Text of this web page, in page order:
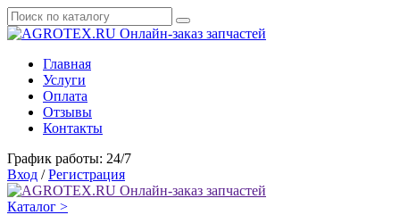
Онлайн-заказ запчастей
Главная
Услуги
Оплата
Отзывы
Контакты
График работы: 24/7
Вход / Регистрация
Онлайн-заказ запчастей
Каталог >